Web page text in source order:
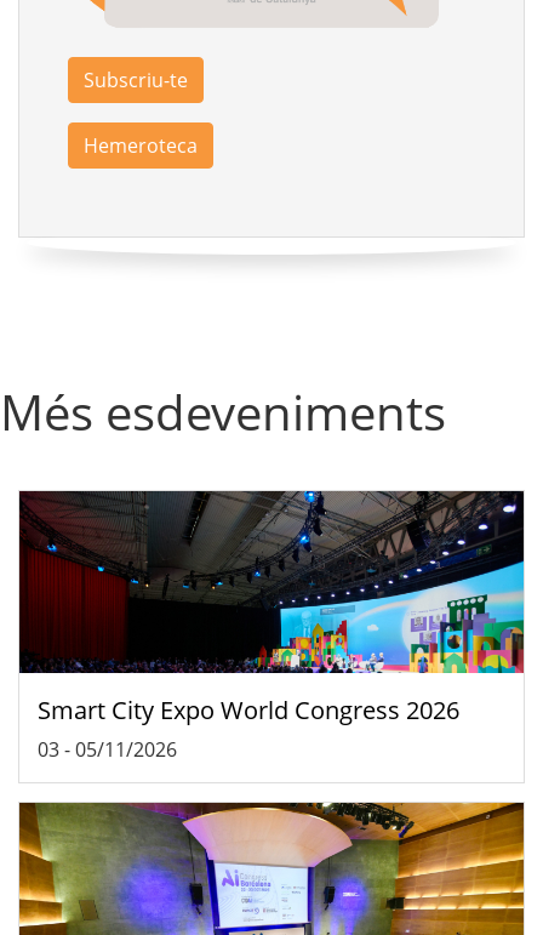
Subscriu-te
Hemeroteca
Més esdeveniments
Smart City Expo World Congress 2026
03-05/11/2026